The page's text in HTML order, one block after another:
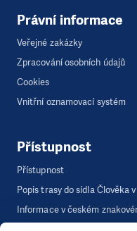
Právní informace
Veřejné zakázky
Zpracování osobních údajů
Cookies
Vnitřní oznamovací systém
Přístupnost
Přístupnost
Popis trasy do sídla Člověka
Informace v českém